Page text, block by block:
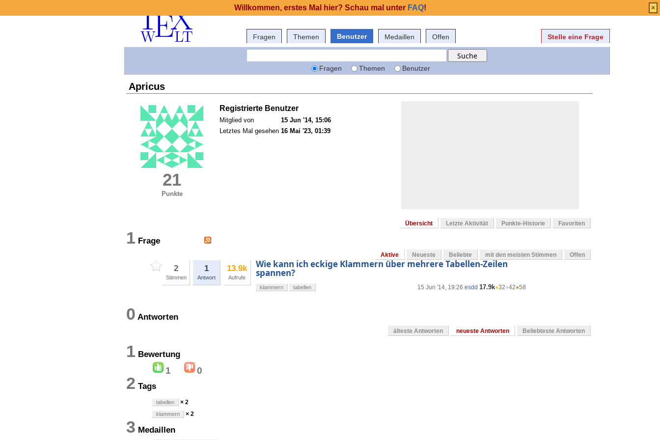
Fragen Themen Benutzer Medaillen Offen Stelle eine Frage
Fragen Themen Benutzer
Apricus
21
Punkte
Registrierte Benutzer
Mitglied von
15 Jun '14, 15:06
Letztes Mal gesehen 16 Mai '23, 01:39
Übersicht Letzte Aktivität Punkte-Historie Favoriten
1 Frage
Aktive Neueste Beliebte mit den meisten Stimmen Offen
2
Stimmen
1
Antwort
13.9k
Aufrufe
Wie kann ich eckige Klammern über mehrere Tabellen-Zeilen
spannen?
15 Jun '14, 19:26 esdd 17.9k●32●42●58
klammern tabellen
0 Antworten
älteste Antworten neueste Antworten Beliebteste Antworten
1 Bewertung
1 0
2 Tags
tabellen × 2
klammern × 2
3 Medaillen
Willkommen, erstes Mal hier? Schau mal unter FAQ! ×